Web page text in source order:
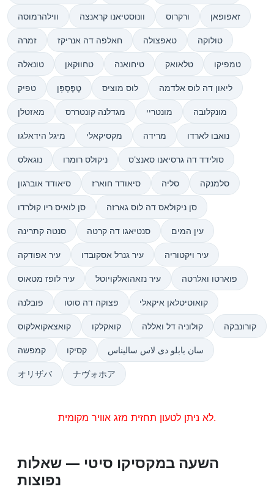
ווילהרמוסה וונוסטיאנו קראנצה ורקרוס זאפופאן
זמרה חאלפה דה אנריקז טאפצולה טולוקה
טונאלה טחווקאן טיחואנה טלאואק טמפיקו
טפיק טֶפֶּסְפָּן לוס מוציס ליאון דה לוס אלדמה
מאזטלן מגדלנה קונטררס מונטריי מונקלובה
מיגל הידאלגו מקסיקאלי מרידה נואבו לארדו
נוגאלס ניקולס רומרו סולידד דה גרסיאנו סאנצ'ס
סיאודד אוברגון סיאודד חוארז סליה סלמנקה
סן לואיס ריו קולרדו סן ניקולאס דה לוס גארזה
סנטה קתרינה סנטיאגו דה קרטה עין המים
עיר אפודקה עיר גנרל אסקובדו עיר ויקטוריה
עיר לופז מטאוס עיר נזאהואלקויוטל פוארטו ואלרטה
פובלנה פצוקה דה סוטו קואוטיטלאן איקאלי
קואצאקואלקוס קואקלקו קולוניה דל ואללה קורונבקה
קמפשה קסיקו سان بابلو دی لاس سالیناس
オリザバ ナヴォホア
לא ניתן לטעון תחזית מזג אוויר מקומית.
השעה במקסיקו סיטי — שאלות
נפוצות